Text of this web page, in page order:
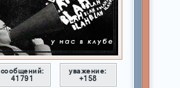
сообщений:
41791
уважение:
+158